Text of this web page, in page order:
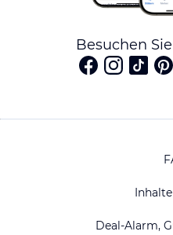
Besuchen
Deal-Alarm,